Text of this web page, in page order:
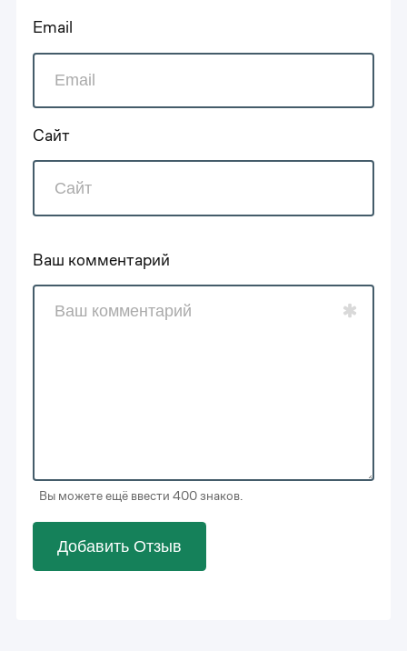
Email
Сайт
Ваш комментарий
Вы можете ещё ввести 400 знаков.
Добавить Отзыв